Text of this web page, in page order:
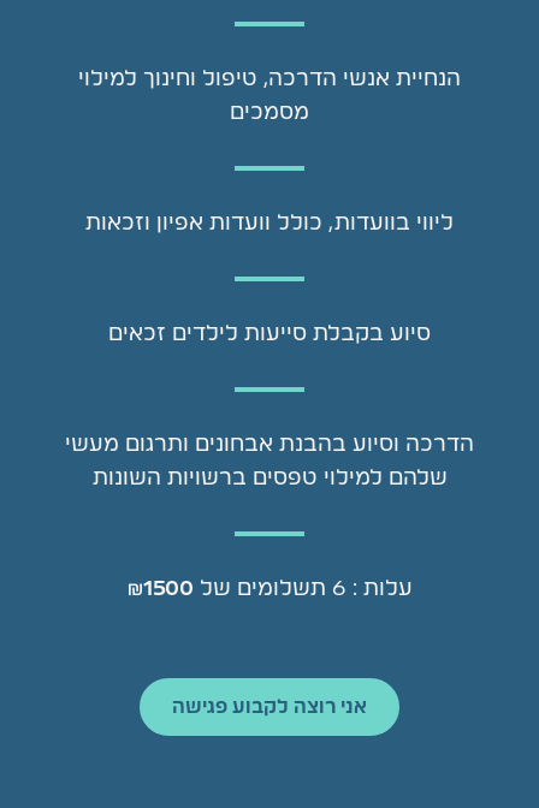
הנחיית אנשי הדרכה, טיפול וחינוך למילוי
מסמכים
ליווי בוועדות, כולל וועדות אפיון וזכאות
סיוע בקבלת סייעות לילדים זכאים
הדרכה וסיוע בהבנת אבחונים ותרגום מעשי
שלהם למילוי טפסים ברשויות השונות
עלות : 6 תשלומים של ₪1500
אני רוצה לקבוע פגישה